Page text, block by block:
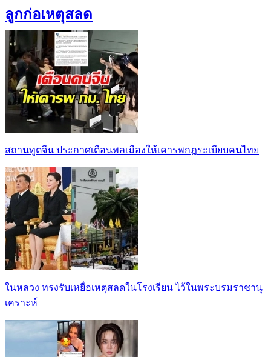
ลูกก่อเหตุสลด
สถานทูตจีน ประกาศเตือนพลเมืองให้เคารพกฎระเบียบคนไทย
ในหลวง ทรงรับเหยื่อเหตุสลดในโรงเรียน ไว้ในพระบรมราชานุ
เคราะห์